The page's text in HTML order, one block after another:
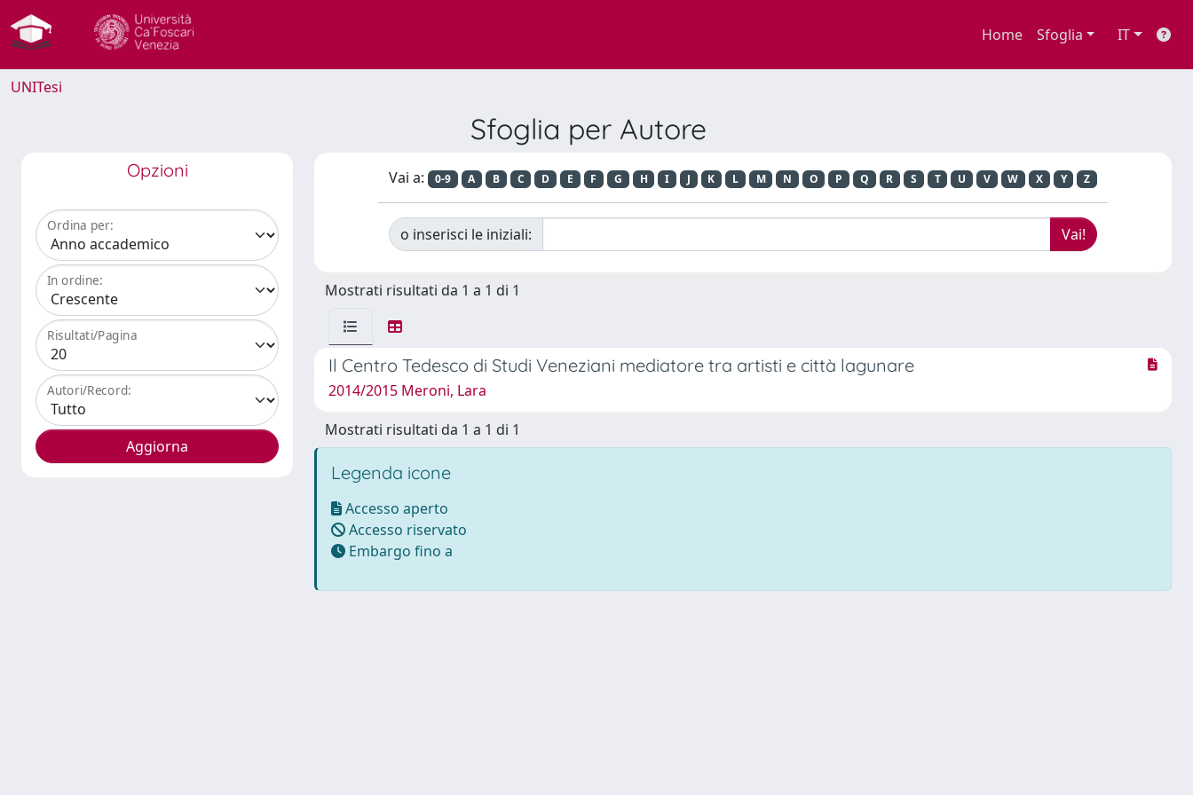
Home Sfoglia IT
UNITesi
Sfoglia per Autore
Opzioni
Ordina per:
In ordine:
Risultati/Pagina
Autori/Record:
Vai a: 0-9 A B C D E F G H I J K L M N O P Q R S T U V W X Y Z
o inserisci le iniziali:
Mostrati risultati da 1 a 1 di 1
Il Centro Tedesco di Studi Veneziani mediatore tra artisti e città lagunare
2014/2015 Meroni, Lara
Mostrati risultati da 1 a 1 di 1
Legenda icone
Accesso aperto
Accesso riservato
Embargo fino a